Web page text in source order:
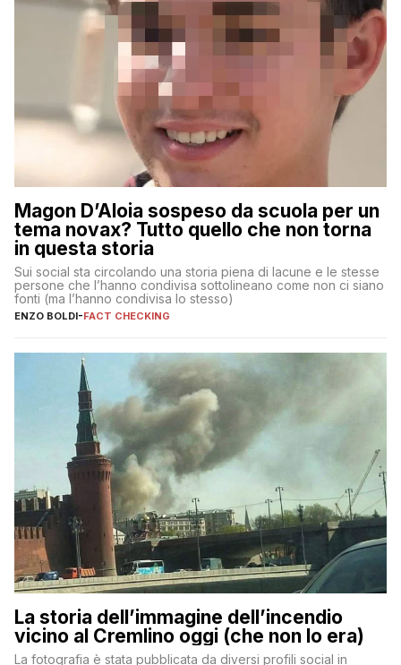
Magon D’Aloia sospeso da scuola per un
tema novax? Tutto quello che non torna
in questa storia
Sui social sta circolando una storia piena di lacune e le stesse
persone che l’hanno condivisa sottolineano come non ci siano
fonti (ma l’hanno condivisa lo stesso)
ENZO BOLDI-FACT CHECKING
La storia dell’immagine dell’incendio
vicino al Cremlino oggi (che non lo era)
La fotografia è stata pubblicata da diversi profili social in